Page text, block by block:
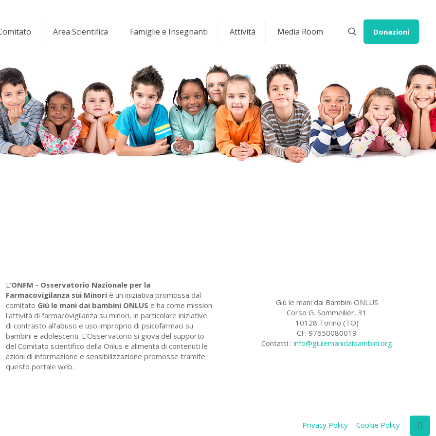
Area Scientifica Famiglie e Insegnanti Attività Media Room Donazioni
L'ONFM - Osservatorio Nazionale per la
Farmacovigilanza sui Minori è un iniziativa promossa dal
comitato Giù le mani dai bambini ONLUS e ha come mission
l'attività di farmacovigilanza su minori, in particolare iniziative
di contrasto all’abuso e uso improprio di psicofarmaci su
bambini e adolescenti. L’Osservatorio si giova del supporto
del Comitato scientifico della Onlus e alimenta di contenuti le
azioni di informazione e sensibilizzazione promosse tramite
questo portale web.
Giù le mani dai Bambini ONLUS
Corso G. Sommeilier, 31
10128 Torino (TO)
CF: 97650080019
Contatti :info@giulemanidaibambini.org
Privacy Policy Cookie Policy